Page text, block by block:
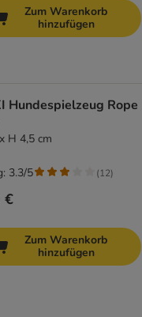
Zum Warenkorb
hinzufügen
Hundespielzeug Rope
H 4,5 cm
€
3.3/5 (12)
Zum Warenkorb
hinzufügen